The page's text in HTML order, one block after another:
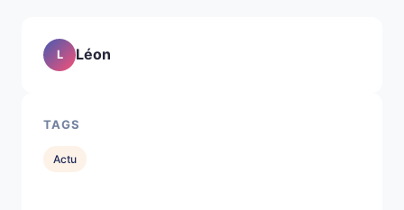
L Léon
TAGS
Actu